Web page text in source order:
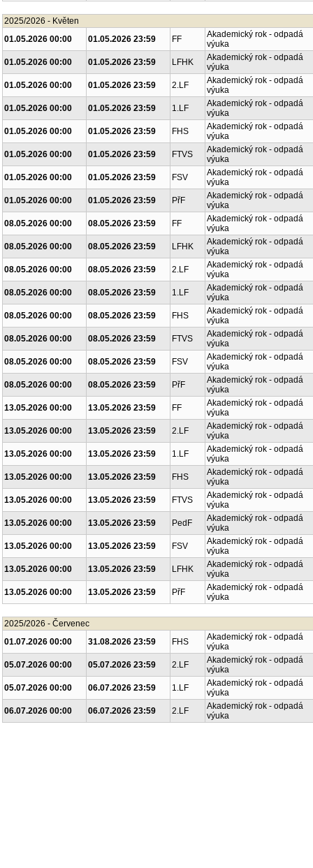
2025/2026 - Květen
01.05.2026 00:00
01.05.2026 23:59 FF
Akademický rok - odpadá
výuka
01.05.2026 00:00
01.05.2026 23:59 LFHK
Akademický rok - odpadá
výuka
01.05.2026 00:00
01.05.2026 23:59 2.LF
Akademický rok - odpadá
výuka
01.05.2026 00:00
01.05.2026 23:59 1.LF
Akademický rok - odpadá
výuka
01.05.2026 00:00
01.05.2026 23:59 FHS
Akademický rok - odpadá
výuka
01.05.2026 00:00
01.05.2026 23:59 FTVS
Akademický rok - odpadá
výuka
01.05.2026 00:00
01.05.2026 23:59 FSV
Akademický rok - odpadá
výuka
01.05.2026 00:00
01.05.2026 23:59 PřF
Akademický rok - odpadá
výuka
08.05.2026 00:00
08.05.2026 23:59 FF
Akademický rok - odpadá
výuka
08.05.2026 00:00
08.05.2026 23:59 LFHK
Akademický rok - odpadá
výuka
08.05.2026 00:00
08.05.2026 23:59 2.LF
Akademický rok - odpadá
výuka
08.05.2026 00:00
08.05.2026 23:59 1.LF
Akademický rok - odpadá
výuka
08.05.2026 00:00
08.05.2026 23:59 FHS
Akademický rok - odpadá
výuka
08.05.2026 00:00
08.05.2026 23:59 FTVS
Akademický rok - odpadá
výuka
08.05.2026 00:00
08.05.2026 23:59 FSV
Akademický rok - odpadá
výuka
08.05.2026 00:00
08.05.2026 23:59 PřF
Akademický rok - odpadá
výuka
13.05.2026 00:00
13.05.2026 23:59 FF
Akademický rok - odpadá
výuka
13.05.2026 00:00
13.05.2026 23:59 2.LF
Akademický rok - odpadá
výuka
13.05.2026 00:00
13.05.2026 23:59 1.LF
Akademický rok - odpadá
výuka
13.05.2026 00:00
13.05.2026 23:59 FHS
Akademický rok - odpadá
výuka
13.05.2026 00:00
13.05.2026 23:59 FTVS
Akademický rok - odpadá
výuka
13.05.2026 00:00
13.05.2026 23:59 PedF
Akademický rok - odpadá
výuka
13.05.2026 00:00
13.05.2026 23:59 FSV
Akademický rok - odpadá
výuka
13.05.2026 00:00
13.05.2026 23:59 LFHK
Akademický rok - odpadá
výuka
13.05.2026 00:00
13.05.2026 23:59 PřF
Akademický rok - odpadá
výuka
2025/2026 - Červenec
01.07.2026 00:00
31.08.2026 23:59 FHS
Akademický rok - odpadá
výuka
05.07.2026 00:00
05.07.2026 23:59 2.LF
Akademický rok - odpadá
výuka
05.07.2026 00:00
06.07.2026 23:59 1.LF
Akademický rok - odpadá
výuka
06.07.2026 00:00
06.07.2026 23:59 2.LF
Akademický rok - odpadá
výuka